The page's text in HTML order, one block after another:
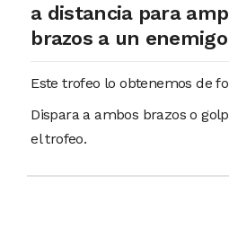
a distancia para
brazos a un
Este trofeo lo obtenemos de
Dispara a ambos brazos o
el trofeo.